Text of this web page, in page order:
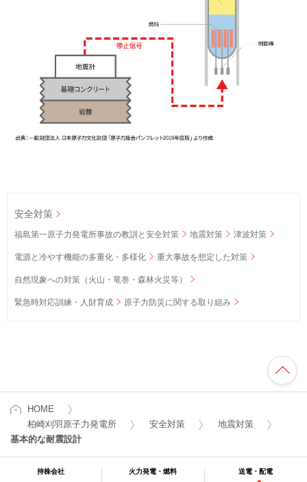
安全対策
福島第一原子力発電所事故の教訓と安全対策 地震対策 津波対策
電源と冷やす機能の多重化・多様化 重大事故を想定した対策
自然現象への対策（火山・竜巻・森林火災等）
緊急時対応訓練・人財育成 原子力防災に関する取り組み
HOME
柏崎刈羽原子力発電所
安全対策
地震対策
基本的な耐震設計
持株会社 火力発電・燃料 送電・配電